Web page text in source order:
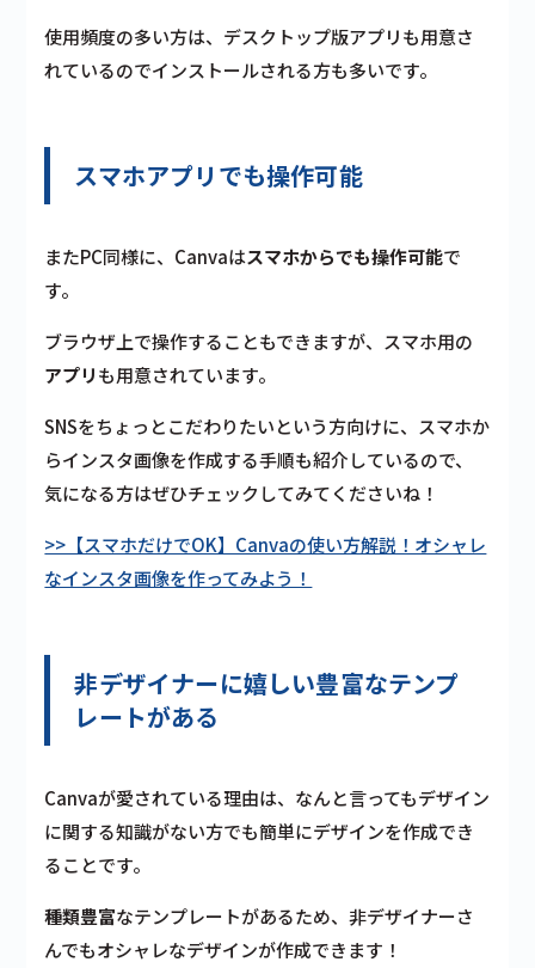
使用頻度の多い方は、 デスクトップ版アプリも用意さ
れているのでインストールされる方も多いです。
スマホアプリでも操作可能
またPC同様に、Canvaはスマホからでも操作可能で
す。
ブラウザ上で操作することもできますが、スマホ用の
アプリも用意されています。
SNSをちょっとこだわりたいという方向けに、スマホか
らインスタ画像を作成する手順も紹介しているので、
気になる方はぜひチェックしてみてくださいね！
>>【スマホだけでOK】Canvaの使い方解説！オシャレ
なインスタ画像を作ってみよう！
非デザイナーに嬉しい豊富なテンプ
レートがある
Canvaが愛されている理由は、なんと言ってもデザイン
に関する知識がない方でも簡単にデザインを作成でき
ることです。
種類豊富なテンプレートがあるため、非デザイナーさ
んでもオシャレなデザインが作成できます！